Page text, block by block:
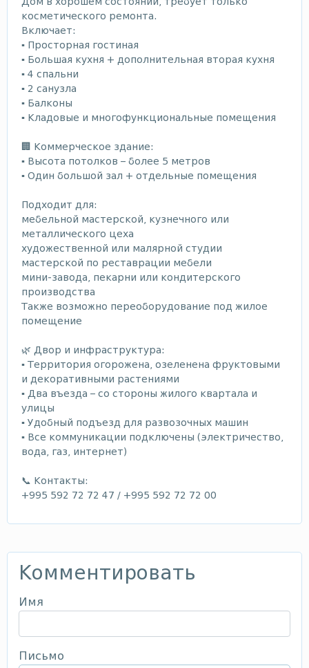
косметического ремонта.
Включает:
▪️ Просторная гостиная
▪️ Большая кухня + дополнительная вторая кухня
▪️ 4 спальни
▪️ 2 санузла
▪️ Балконы
▪️ Кладовые и многофункциональные помещения
🏢 Коммерческое здание:
▪️ Высота потолков – более 5 метров
▪️ Один большой зал + отдельные помещения
Подходит для:
мебельной мастерской, кузнечного или
металлического цеха
художественной или малярной студии
мастерской по реставрации мебели
мини-завода, пекарни или кондитерского
производства
Также возможно переоборудование под жилое
помещение
🌿 Двор и инфраструктура:
▪️ Территория огорожена, озеленена фруктовыми
и декоративными растениями
▪️ Два въезда – со стороны жилого квартала и
улицы
▪️ Удобный подъезд для развозочных машин
▪️ Все коммуникации подключены (электричество,
вода, газ, интернет)
📞 Контакты:
+995 592 72 72 47 / +995 592 72 72 00
Комментировать
Имя
Письмо